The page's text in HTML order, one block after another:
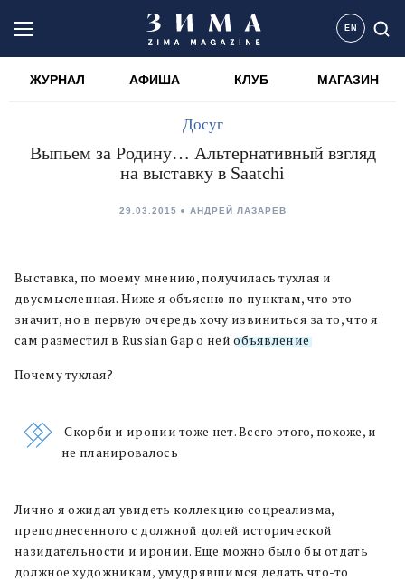
EN
ЖУРНАЛ АФИША КЛУБ МАГАЗИН
Досуг
Выпьем за Родину… Альтернативный взгляд
на выставку в Saatchi
29.03.2015 АНДРЕЙ ЛАЗАРЕВ
Выставка, по моему мнению, получилась тухлая и
двусмысленная. Ниже я объясню по пунктам, что это
значит, но в первую очередь хочу извиниться за то, что я
сам разместил в Russian Gap о нейобъявление.
Почему тухлая?
Скорби и иронии тоже нет. Всего этого, похоже, и
не планировалось
Лично я ожидал увидеть коллекцию соцреализма,
преподнесенного с должной долей исторической
назидательности и иронии. Еще можно было бы отдать
должное художникам, умудрявшимся делать что-то